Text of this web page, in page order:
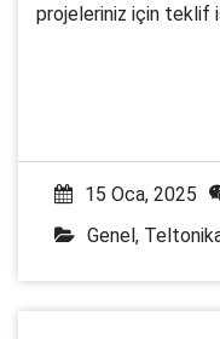
projeleriniz için teklif
15 Oca, 2025
Genel ,